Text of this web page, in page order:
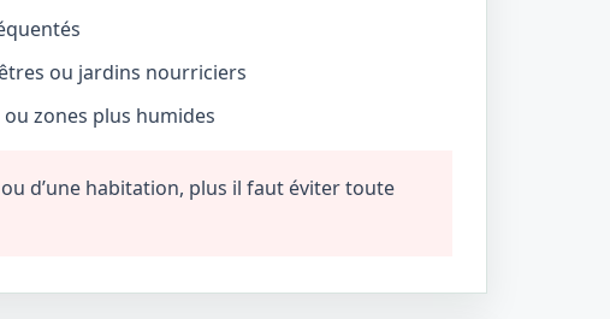
ou jardins nourriciers
ou zones plus humides
d’une habitation, plus il faut éviter toute